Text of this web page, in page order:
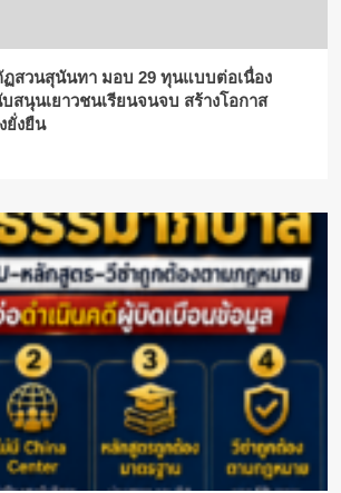
สวนสุนันทา มอบ 29 ทุนแบบต่อเนื่อง
สนุนเยาวชนเรียนจนจบ สร้างโอกาส
ยั่งยืน